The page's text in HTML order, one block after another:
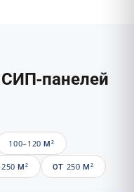
панелей
100–120 М²
М² ОТ 250 М²